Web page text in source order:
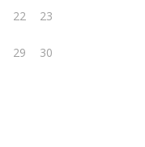
22 23
29 30